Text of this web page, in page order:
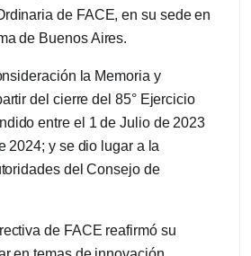
de FACE, en su sede en
de Buenos Aires.
la Memoria y
del cierre del 85° Ejercicio
entre el 1 de Julio de 2023
2024; y se dio lugar a la
del Consejo de
de FACE reafirmó su